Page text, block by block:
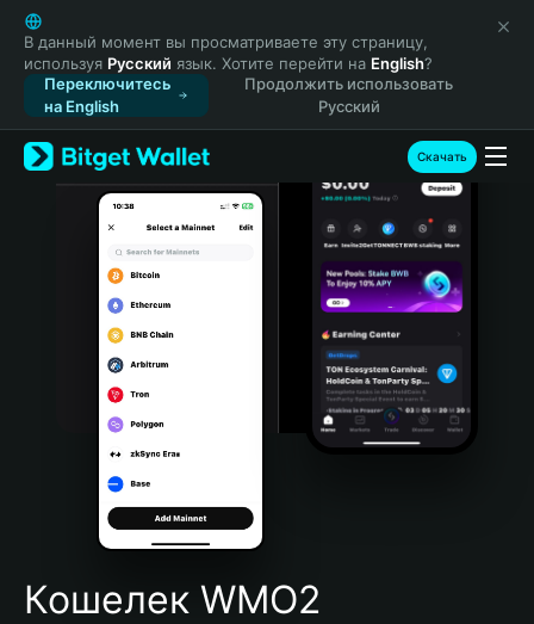
English
日本語
Tiếng Việt
Русский
Español (Latinoamérica)
Türkçe
Italiano
Português (Portugal)
Bahasa Indonesia
Português (Brasil)
Español (Argentina)
В данный момент вы просматриваете эту страницу,
используя Русский язык. Хотите перейти на English?
Переключитесь
на English
Продолжить использовать
Русский
Скачать
Кошелек WMO2